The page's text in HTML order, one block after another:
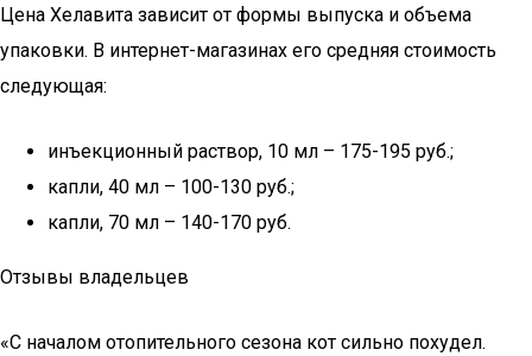
Цена Хелавита зависит от формы выпуска и объема
упаковки. В интернет-магазинах его средняя стоимость
следующая:
инъекционный раствор, 10 мл – 175-195 руб.;
капли, 40 мл – 100-130 руб.;
капли, 70 мл – 140-170 руб.
Отзывы владельцев
«С началом отопительного сезона кот сильно похудел.